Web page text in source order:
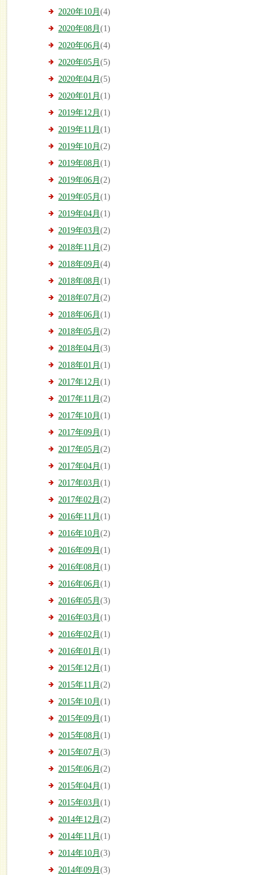
2020年10月 (4)
2020年08月 (1)
2020年06月 (4)
2020年05月 (5)
2020年04月 (5)
2020年01月 (1)
2019年12月 (1)
2019年11月 (1)
2019年10月 (2)
2019年08月 (1)
2019年06月 (2)
2019年05月 (1)
2019年04月 (1)
2019年03月 (2)
2018年11月 (2)
2018年09月 (4)
2018年08月 (1)
2018年07月 (2)
2018年06月 (1)
2018年05月 (2)
2018年04月 (3)
2018年01月 (1)
2017年12月 (1)
2017年11月 (2)
2017年10月 (1)
2017年09月 (1)
2017年05月 (2)
2017年04月 (1)
2017年03月 (1)
2017年02月 (2)
2016年11月 (1)
2016年10月 (2)
2016年09月 (1)
2016年08月 (1)
2016年06月 (1)
2016年05月 (3)
2016年03月 (1)
2016年02月 (1)
2016年01月 (1)
2015年12月 (1)
2015年11月 (2)
2015年10月 (1)
2015年09月 (1)
2015年08月 (1)
2015年07月 (3)
2015年06月 (2)
2015年04月 (1)
2015年03月 (1)
2014年12月 (2)
2014年11月 (1)
2014年10月 (3)
2014年09月 (3)